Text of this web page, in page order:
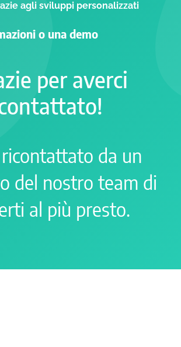
agli sviluppi personalizzati
o una demo
per averci
ricontattato da un
del nostro team di
al più presto.